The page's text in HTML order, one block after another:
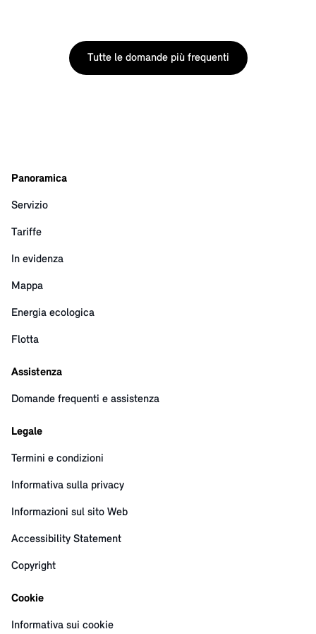
Tutte le domande più frequenti
Panoramica
Servizio
Tariffe
In evidenza
Mappa
Energia ecologica
Flotta
Assistenza
Domande frequenti e assistenza
Legale
Termini e condizioni
Informativa sulla privacy
Informazioni sul sito Web
Accessibility Statement
Copyright
Cookie
Informativa sui cookie